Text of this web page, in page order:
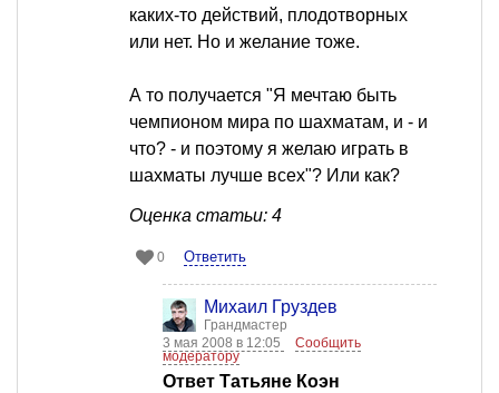
каких-то действий, плодотворных
или нет. Но и желание тоже.
А то получается "Я мечтаю быть
чемпионом мира по шахматам, и - и
что? - и поэтому я желаю играть в
шахматы лучше всех"? Или как?
Оценка статьи: 4
0 Ответить
Михаил Груздев
Грандмастер
3 мая 2008 в 12:05
Сообщить
модератору
Ответ Татьяне Коэн